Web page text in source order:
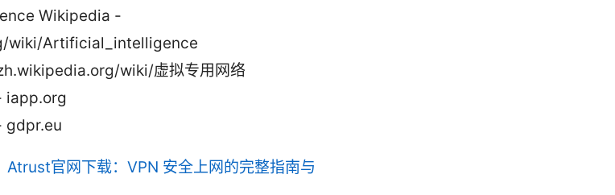
Wikipedia -
wiki/Artificial_intelligence
wiki/虚拟专用网络
iapp.org
gdpr.eu
Atrust官网下载：VPN 安全上网的完整指南与